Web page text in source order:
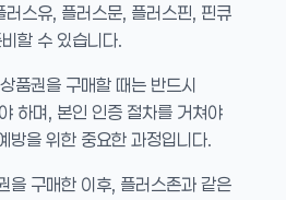
러스유, 플러스문, 플러스핀, 핀큐
할 수 있습니다.
품권을 구매할 때는 반드시
하며, 본인 인증 절차를 거쳐야
방을 위한 중요한 과정입니다.
을 구매한 이후, 플러스존과 같은